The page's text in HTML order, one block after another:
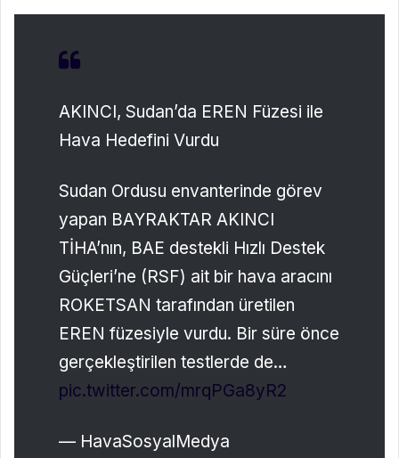
AKINCI, Sudan’da EREN Füzesi ile
Hava Hedefini Vurdu
Sudan Ordusu envanterinde görev
yapan BAYRAKTAR AKINCI
TİHA’nın, BAE destekli Hızlı Destek
Güçleri’ne (RSF) ait bir hava aracını
ROKETSAN tarafından üretilen
EREN füzesiyle vurdu. Bir süre önce
gerçekleştirilen testlerde de…
pic.twitter.com/mrqPGa8yR2
— HavaSosyalMedya